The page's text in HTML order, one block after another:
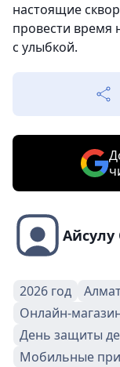
настоящие
провести время
с улыбкой.
2026 год
Онлайн-
День защиты
Мобильные